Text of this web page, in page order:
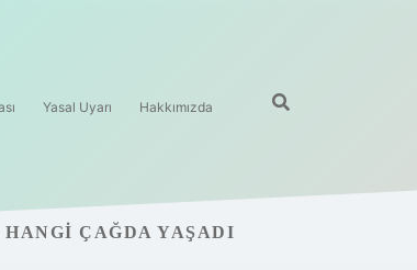
Yasal Uyarı Hakkımızda
HANGI ÇAĞDA YAŞADI